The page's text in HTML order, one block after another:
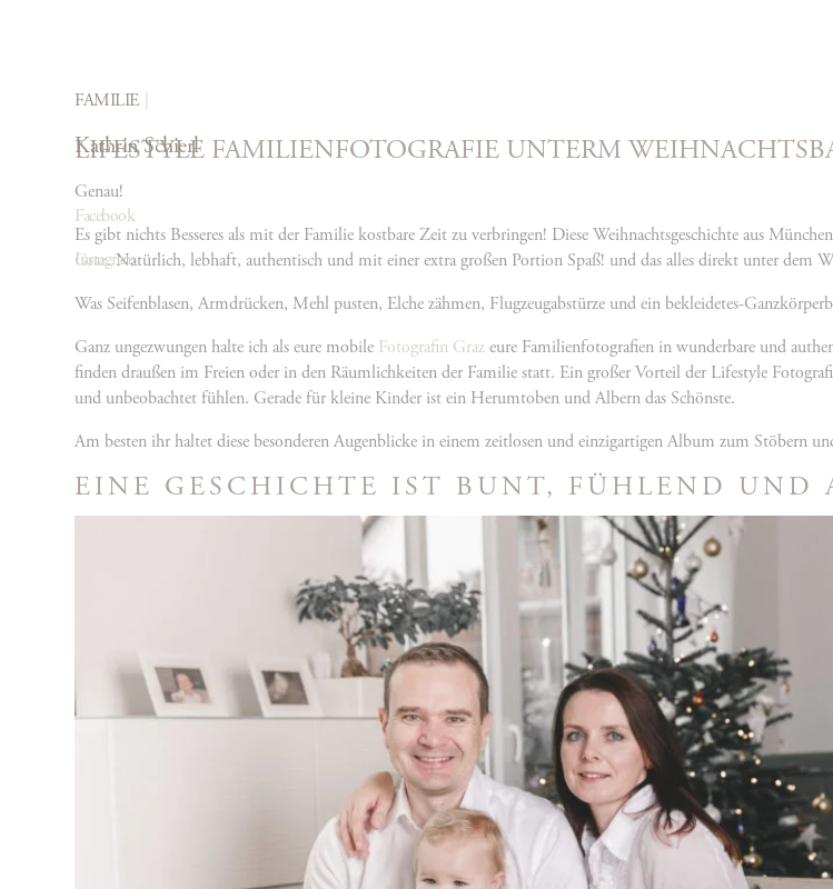
Kathrin Schierl
Facebook
Instagram
FAMILIE
LIFESTYLE FAMILIENFOTOGRAFIE UNTERM
Genau!
Es gibt nichts Besseres als mit der Familie kostbare Zeit zu verbringen! Diese Weihnachtsgeschichte aus
Graz. Natürlich, lebhaft, authentisch und mit einer extra großen Portion Spaß! und das alles direkt unter dem
Was Seifenblasen, Armdrücken, Mehl pusten, Elche zähmen, Flugzeugabstürze und ein bekleidetes-
Ganz ungezwungen halte ich als eure mobile Fotografin Grazeure Familienfotografien in wunderbare und
finden draußen im Freien oder in den Räumlichkeiten der Familie statt. Ein großer Vorteil der Lifestyle
und unbeobachtet fühlen. Gerade für kleine Kinder ist ein Herumtoben und Albern das Schönste.
Am besten ihr haltet diese besonderen Augenblicke in einem zeitlosen und einzigartigen Album zum Stöbern
EINE GESCHICHTE IST BUNT, FÜHLEND UND